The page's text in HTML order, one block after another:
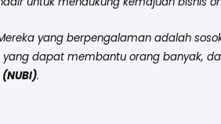
yang berpengalaman adalah
dapat membantu orang banyak,
(NUBI).